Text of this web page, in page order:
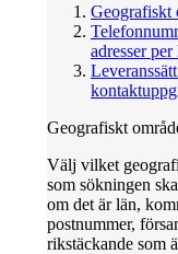
Geografiskt
adresser per
Geografiskt
Välj vilket
som sökningen
om det är län,
postnummer,
rikstäckande som